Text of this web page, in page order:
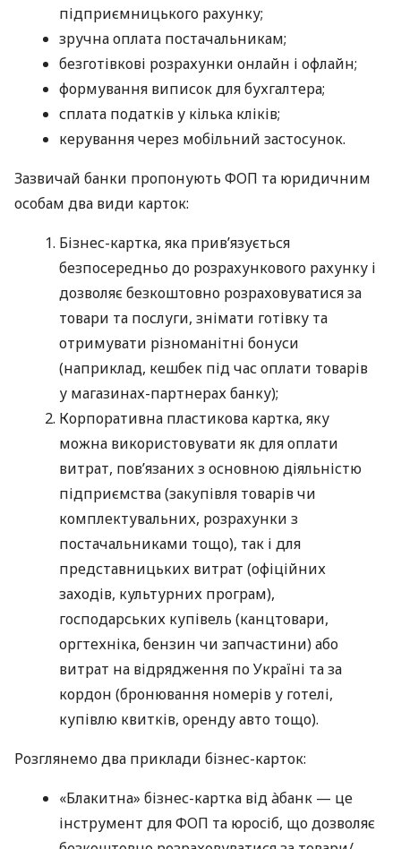
підприємницького рахунку;
зручна оплата постачальникам;
безготівкові розрахунки онлайн і офлайн;
формування виписок для бухгалтера;
сплата податків у кілька кліків;
керування через мобільний застосунок.
Зазвичай банки пропонують ФОП та юридичним
особам два види карток:
Бізнес-картка, яка прив’язується
безпосередньо до розрахункового рахунку і
дозволяє безкоштовно розраховуватися за
товари та послуги, знімати готівку та
отримувати різноманітні бонуси
(наприклад, кешбек під час оплати товарів
у магазинах-партнерах банку);
Корпоративна пластикова картка, яку
можна використовувати як для оплати
витрат, пов’язаних з основною діяльністю
підприємства (закупівля товарів чи
комплектувальних, розрахунки з
постачальниками тощо), так і для
представницьких витрат (офіційних
заходів, культурних програм),
господарських купівель (канцтовари,
оргтехніка, бензин чи запчастини) або
витрат на відрядження по Україні та за
кордон (бронювання номерів у готелі,
купівлю квитків, оренду авто тощо).
Розглянемо два приклади бізнес-карток:
«Блакитна» бізнес-картка від àбанк — це
інструмент для ФОП та юросіб, що дозволяє